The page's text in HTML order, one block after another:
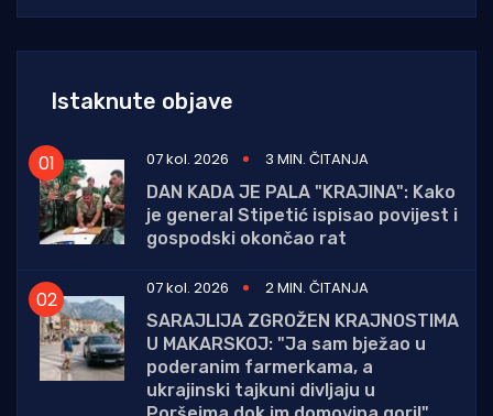
Istaknute objave
07 kol. 2026
3 MIN. ČITANJA
DAN KADA JE PALA "KRAJINA": Kako
je general Stipetić ispisao povijest i
gospodski okončao rat
07 kol. 2026
2 MIN. ČITANJA
SARAJLIJA ZGROŽEN KRAJNOSTIMA
U MAKARSKOJ: "Ja sam bježao u
poderanim farmerkama, a
ukrajinski tajkuni divljaju u